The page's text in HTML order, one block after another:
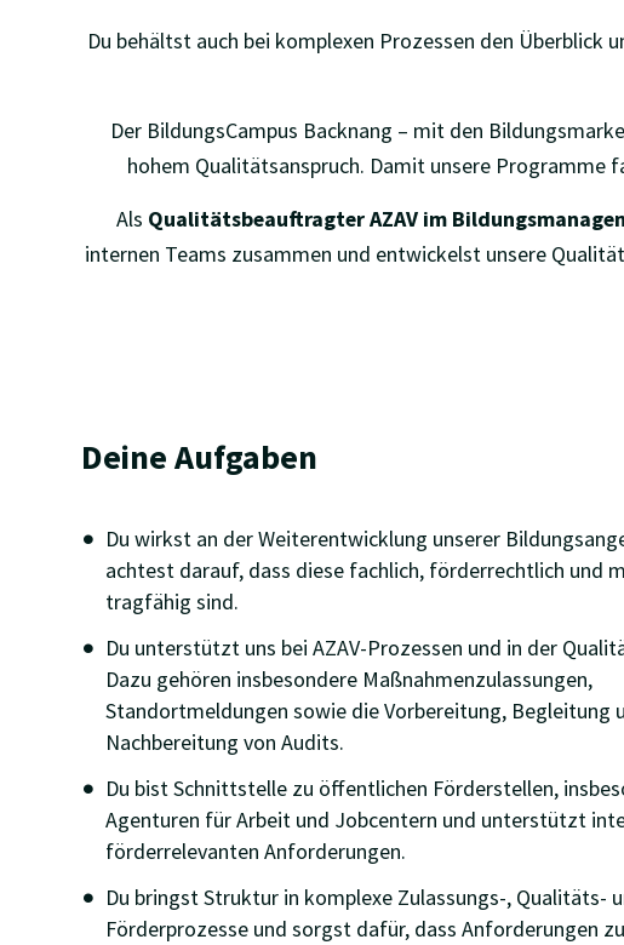
Du behältst auch bei komplexen Prozessen den
Der BildungsCampus Backnang – mit den
hohem Qualitätsanspruch. Damit unsere Programme
Als Qualitätsbeauftragter AZAV im
internen Teams zusammen und entwickelst unsere
Deine Aufgaben
Du wirkst an der Weiterentwicklung unserer
achtest darauf, dass diese fachlich, förderrechtlich und
tragfähig sind.
Du unterstützt uns bei AZAV-Prozessen und in der
Dazu gehören insbesondere Maßnahmenzulassungen,
Standortmeldungen sowie die Vorbereitung, Begleitung
Nachbereitung von Audits.
Du bist Schnittstelle zu öffentlichen Förderstellen,
Agenturen für Arbeit und Jobcentern und unterstützt
förderrelevanten Anforderungen.
Du bringst Struktur in komplexe Zulassungs-, Qualitäts-
Förderprozesse und sorgst dafür, dass Anforderungen